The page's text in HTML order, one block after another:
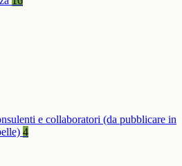
e collaboratori (da pubblicare in
4